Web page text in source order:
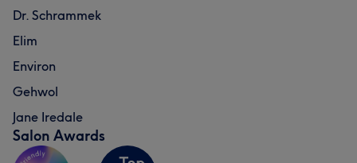
Professionell 12
Dr. Schrammek
Elim
Environ
Gehwol
Jane Iredale
Salon Awards